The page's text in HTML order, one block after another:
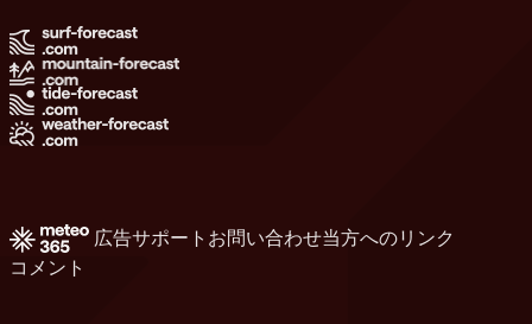
広告サポート お問い合わせ当方へのリンク
コメント